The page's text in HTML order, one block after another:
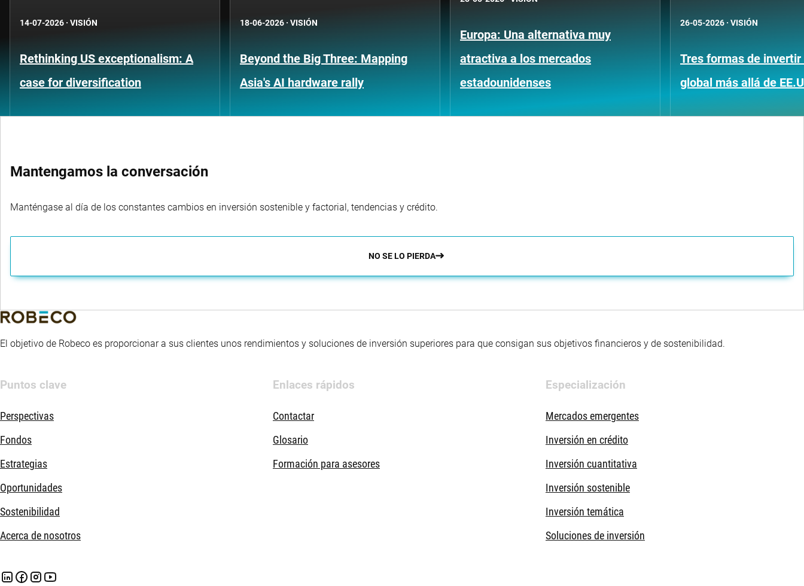
14-07-2026 · VISIÓN
Rethinking US exceptionalism: A
case for diversification
18-06-2026 · VISIÓN
Beyond the Big Three: Mapping
Asia's AI hardware rally
Europa: Una alternativa muy
atractiva a los mercados
estadounidenses
26-05-2026 · VISIÓN
Tres formas de invertir
global más allá de
Mantengamos la conversación
Manténgase al día de los constantes cambios en inversión sostenible y factorial, tendencias y crédito.
NO SE LO PIERDA
El objetivo de Robeco es proporcionar a sus clientes unos rendimientos y soluciones de inversión superiores para que consigan sus objetivos financieros y de sostenibilidad.
Puntos clave
Perspectivas
Fondos
Estrategias
Oportunidades
Sostenibilidad
Acerca de nosotros
Enlaces rápidos
Contactar
Glosario
Formación para asesores
Especialización
Mercados emergentes
Inversión en crédito
Inversión cuantitativa
Inversión sostenible
Inversión temática
Soluciones de inversión